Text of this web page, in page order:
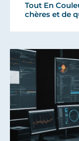
Tout En
chères et de